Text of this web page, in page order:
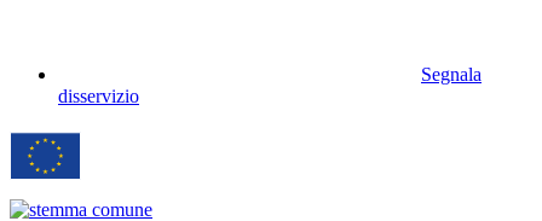
Segnala
disservizio